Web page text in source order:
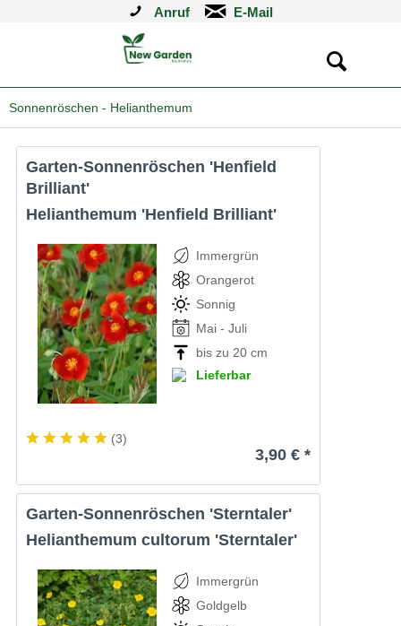
Anruf
Sonnenröschen - Helianthemum
Garten-Sonnenröschen 'Henfield
Brilliant'
Helianthemum 'Henfield Brilliant'
Immergrün
Orangerot
Sonnig
Mai - Juli
bis zu 20 cm
Lieferbar
(3)
3,90 € *
Garten-Sonnenröschen 'Sterntaler'
Helianthemum cultorum 'Sterntaler'
Immergrün
Goldgelb